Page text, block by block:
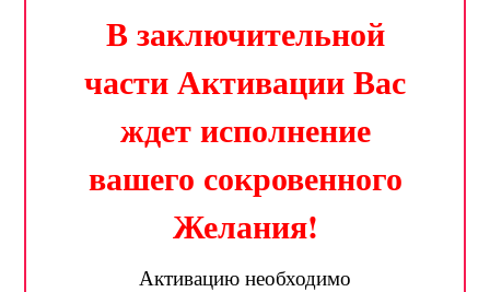
В заключительной
части Активации Вас
ждет исполнение
вашего сокровенного
Желания!
Активацию необходимо